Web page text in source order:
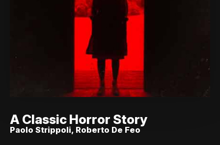
A Classic Horror Story
Paolo Strippoli, Roberto De Feo